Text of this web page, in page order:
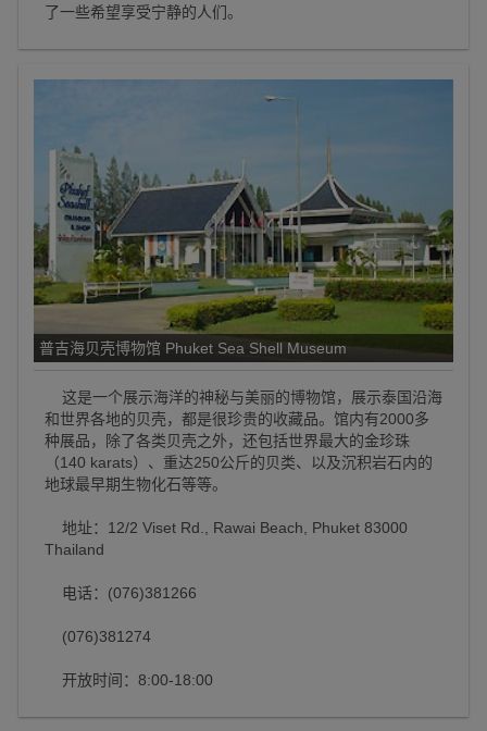
了一些希望享受宁静的人们。
普吉海贝壳博物馆 Phuket Sea Shell Museum
这是一个展示海洋的神秘与美丽的博物馆，展示泰国沿海
和世界各地的贝壳，都是很珍贵的收藏品。馆内有2000多
种展品，除了各类贝壳之外，还包括世界最大的金珍珠
（140 karats）、重达250公斤的贝类、以及沉积岩石内的
地球最早期生物化石等等。
地址：12/2 Viset Rd., Rawai Beach, Phuket 83000
Thailand
电话：(076)381266
(076)381274
开放时间：8:00-18:00